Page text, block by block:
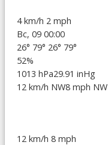
4 km/h 2 mph
Вс, 09 00:00
26° 79° 26° 79°
52%
1013 hPa29.91 inHg
12 km/h NW8 mph NW
12 km/h 8 mph